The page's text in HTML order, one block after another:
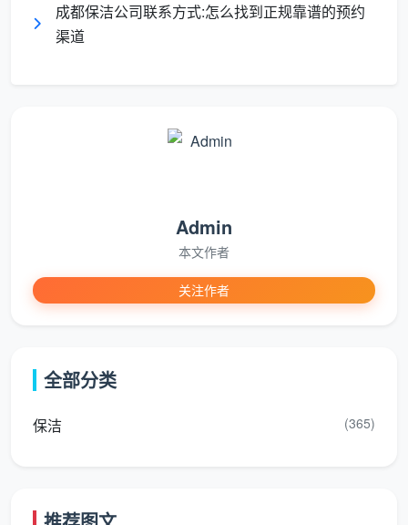
地面清洁系统
软质地面护理：地毯、地垫等特殊地面处理
局部污渍处理
成都保洁公司联系方式:怎么找到正规靠谱的预约
渠道
Admin
本文作者
关注作者
全部分类
保洁 (365)